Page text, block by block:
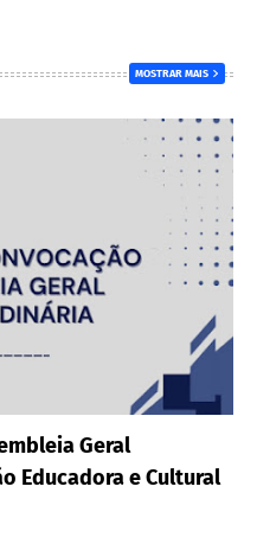
MOSTRAR MAIS
Geral
Educadora e Cultural